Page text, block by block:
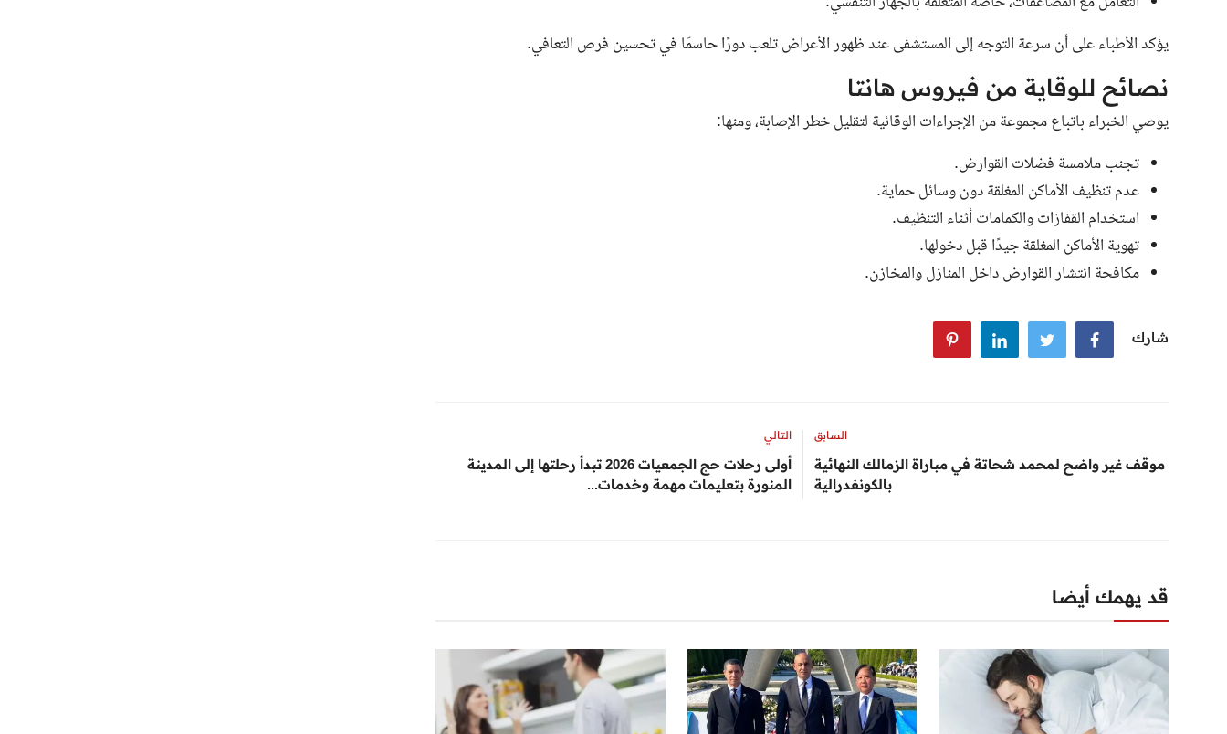
يؤكد الأطباء على أن سرعة التوجه إلى المستشفى عند ظهور الأعراض تلعب دورًا حاسمًا في تحسين فرص التعافي.
نصائح للوقاية من فيروس هانتا
يوصي الخبراء باتباع مجموعة من الإجراءات الوقائية لتقليل خطر الإصابة، ومنها:
تجنب ملامسة فضلات القوارض.
عدم تنظيف الأماكن المغلقة دون وسائل حماية.
استخدام القفازات والكمامات أثناء التنظيف.
تهوية الأماكن المغلقة جيدًا قبل دخولها.
مكافحة انتشار القوارض داخل المنازل والمخازن.
شارك
السابق
موقف غير واضح لمحمد شحاتة في مباراة الزمالك النهائية
بالكونفدرالية
التالي
أولى رحلات حج الجمعيات 2026 تبدأ رحلتها إلى المدينة
المنورة بتعليمات مهمة وخدمات...
قد يهمك أيضا